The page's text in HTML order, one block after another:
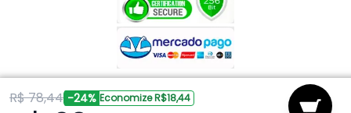
R$ 78,44 -24% Economize R$18,44
Copyright © 2026 Mark Ferragens. Todos os direitos reservados.